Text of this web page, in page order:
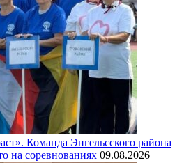
Команда Энгельсского района
на соревнованиях 09.08.2026